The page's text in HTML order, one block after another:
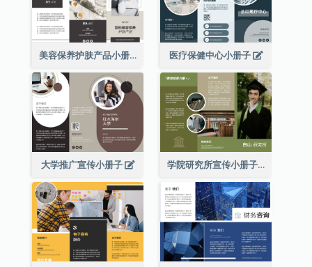
美容保养护肤产品小册子 医疗保健中心小册子
大学推广宣传小册子 学院研究所宣传小册子